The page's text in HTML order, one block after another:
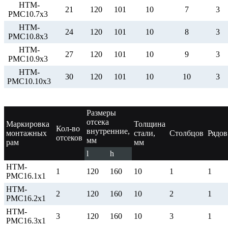
НТМ-
РМС10.7х3
21 120 101 10 7 3
НТМ-
РМС10.8х3
24 120 101 10 8 3
НТМ-
РМС10.9х3
27 120 101 10 9 3
НТМ-
РМС10.10х3
30 120 101 10 10 3
Маркировка
монтажных
рам
Кол-во
отсеков
Размеры
отсека
внутренние,
мм
Толщина
стали,
мм
Столбцов Рядов
l
h
НТМ-
РМС16.1х1
1 120 160 10 1 1
НТМ-
РМС16.2х1
2 120 160 10 2 1
НТМ-
РМС16.3х1
3 120 160 10 3 1